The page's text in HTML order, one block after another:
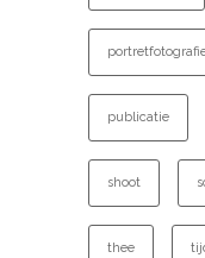
publicatie
shoot
thee